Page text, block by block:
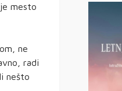
mesto
ne
radi
nešto